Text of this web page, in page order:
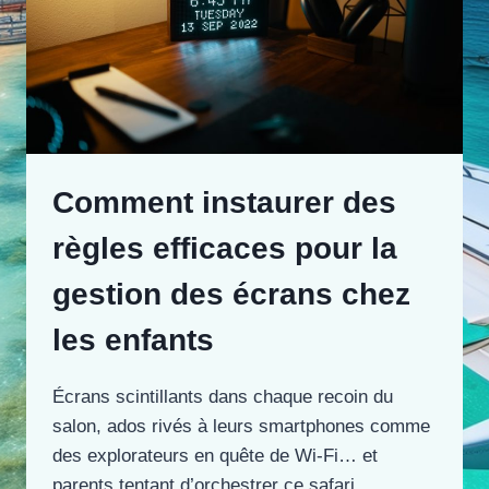
Comment instaurer des
règles efficaces pour la
gestion des écrans chez
les enfants
Écrans scintillants dans chaque recoin du
salon, ados rivés à leurs smartphones comme
des explorateurs en quête de Wi-Fi… et
parents tentant d’orchestrer ce safari